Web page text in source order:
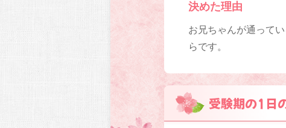
決めた理由
お兄ちゃんが通って
らです。
受験期の1日